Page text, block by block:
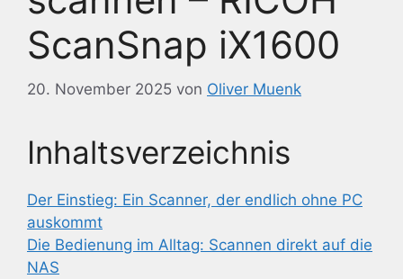
ScanSnap iX1600
20. November 2025 von Oliver Muenk
Inhaltsverzeichnis
Der Einstieg: Ein Scanner, der endlich ohne PC
auskommt
Die Bedienung im Alltag: Scannen direkt auf die
NAS